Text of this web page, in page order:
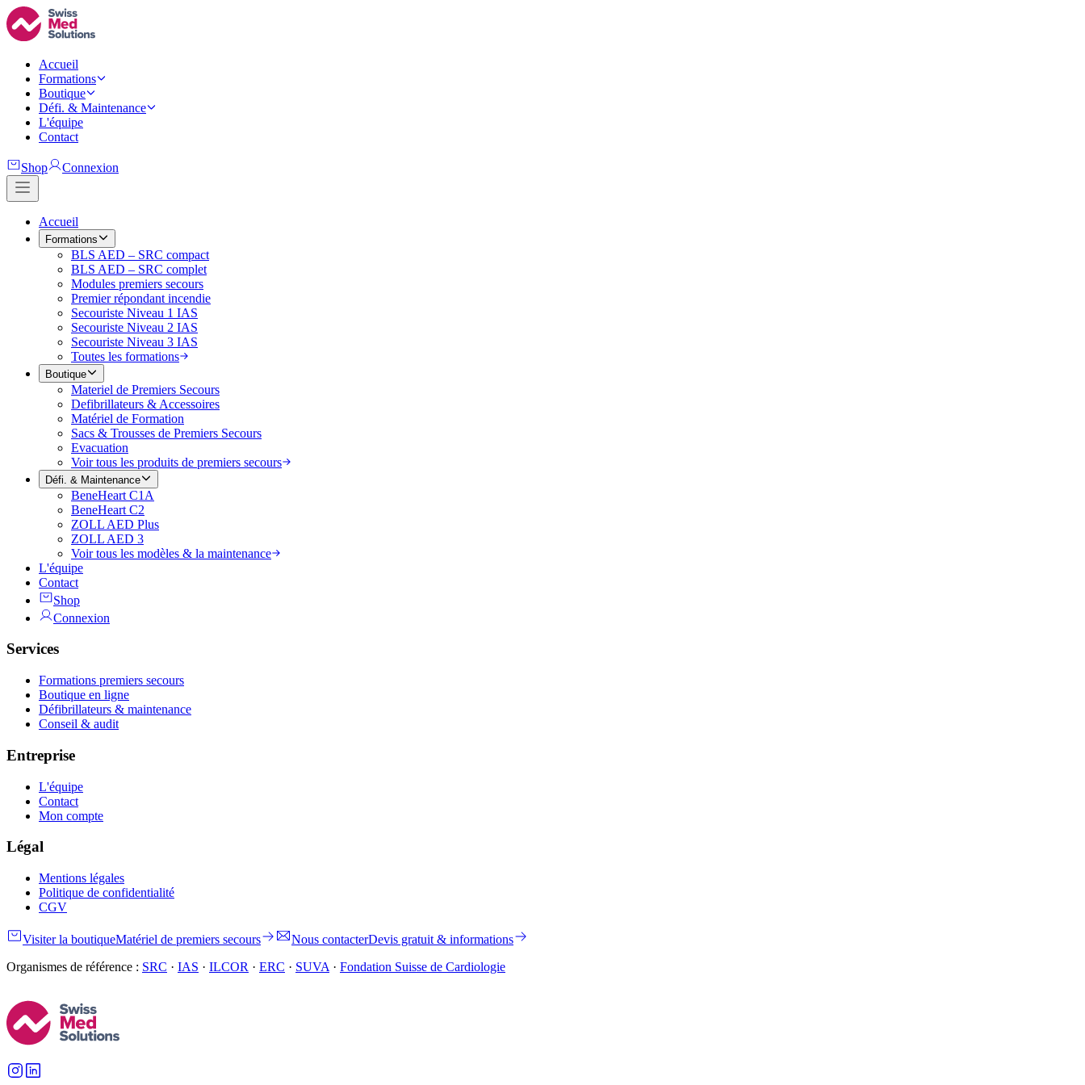
Accueil
Formations
Boutique
Défi. & Maintenance
L'équipe
Contact
Shop Connexion
Accueil
Formations
BLS AED – SRC compact
BLS AED – SRC complet
Modules premiers secours
Premier répondant incendie
Secouriste Niveau 1 IAS
Secouriste Niveau 2 IAS
Secouriste Niveau 3 IAS
Toutes les formations
Boutique
Materiel de Premiers Secours
Defibrillateurs & Accessoires
Matériel de Formation
Sacs & Trousses de Premiers Secours
Evacuation
Voir tous les produits de premiers secours
Défi. & Maintenance
BeneHeart C1A
BeneHeart C2
ZOLL AED Plus
ZOLL AED 3
Voir tous les modèles & la maintenance
L'équipe
Contact
Shop
Connexion
Services
Formations premiers secours
Boutique en ligne
Défibrillateurs & maintenance
Conseil & audit
Entreprise
L'équipe
Contact
Mon compte
Légal
Mentions légales
Politique de confidentialité
CGV
Visiter la boutiqueMatériel de premiers secours Nous contacterDevis gratuit & informations
Organismes de référence : SRC · IAS · ILCOR · ERC · SUVA · Fondation Suisse de Cardiologie